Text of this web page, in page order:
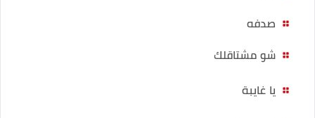
صدفه
شو مشتاقلك
يا غايبة